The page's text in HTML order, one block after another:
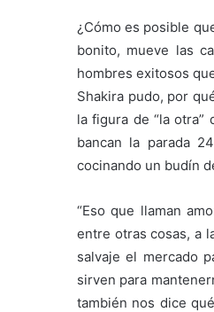
¿Cómo es posible
bonito, mueve las
hombres exitosos
Shakira pudo, por
la figura de “la otra”
bancan la parada
cocinando un budín
“Eso que llaman
entre otras cosas, a
salvaje el mercado
sirven para
también nos dice